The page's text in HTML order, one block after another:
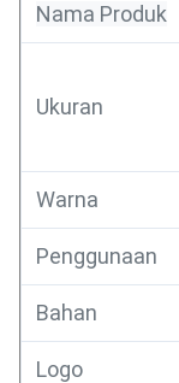
Nama Produk
Ukuran
Warna
Penggunaan
Bahan
Logo